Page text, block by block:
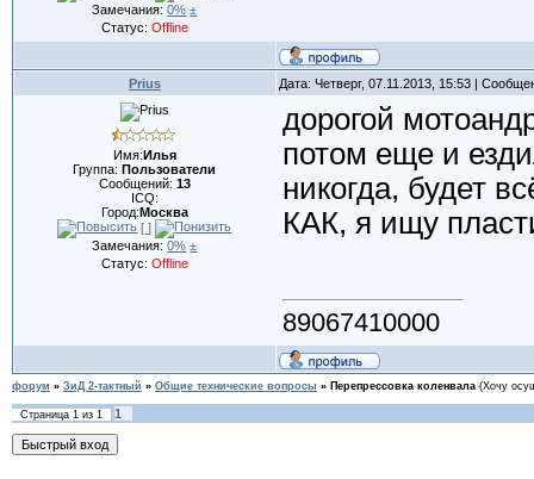
Замечания:0% ±
Статус: Offline
Prius Дата: Четверг, 07.11.2013, 15:53 |
Имя:Илья
Группа:Пользователи
Сообщений: 13
ICQ:
Город:Москва
[ ]
Замечания:0% ±
Статус: Offline
дорогой
потом еще и
никогда, будет
КАК, я ищу
89067410000
форум » ЗиД 2-тактный » Общие технические вопросы » Перепрессовка коленвала (Хочу
Страница 1из 1 1